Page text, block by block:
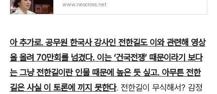
들
www.neocross.net
아 추가로. 공무원 한국사 강사인 전한길도 이와 관련해 영상
을 올려 70만회를 넘겼다. 이는‘건국전쟁’ 때문이라기 보다
는 그냥 전한길이란 인물 때문에 높은 듯 싶고. 아무튼 전한
길은 사실 이 토론에 끼지 못한다. 전한길이 무식해서? 감정